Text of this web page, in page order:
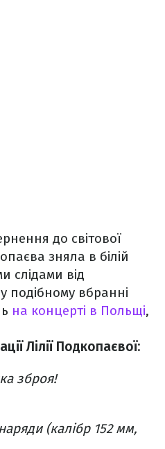
до світової
зняла в білій
слідами від
подібному вбранні
на концерті в Польщі,
Лілії Подкопаєвої:
зброя!
(калібр 152 мм,